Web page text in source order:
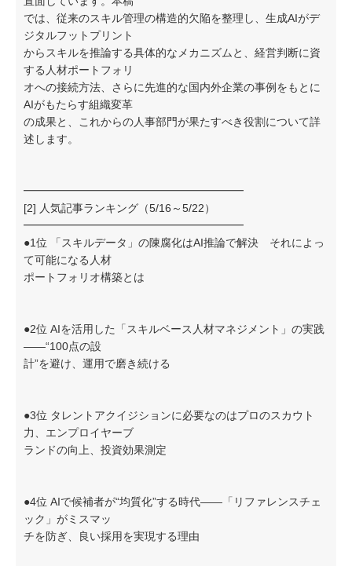
では、従来のスキル管理の構造的欠陥を整理し、生成AIがデ
ジタルフットプリント
からスキルを推論する具体的なメカニズムと、経営判断に資
する人材ポートフォリ
オへの接続方法、さらに先進的な国内外企業の事例をもとに
AIがもたらす組織変革
の成果と、これからの人事部門が果たすべき役割について詳
述します。
━━━━━━━━━━━━━━━━━━━━
[2] 人気記事ランキング（5/16～5/22）
━━━━━━━━━━━━━━━━━━━━
●1位 「スキルデータ」の陳腐化はAI推論で解決 それによっ
て可能になる人材
ポートフォリオ構築とは
●2位 AIを活用した「スキルベース人材マネジメント」の実践
――“100点の設
計”を避け、運用で磨き続ける
●3位 タレントアクイジションに必要なのはプロのスカウト
力、エンプロイヤーブ
ランドの向上、投資効果測定
●4位 AIで候補者が“均質化”する時代——「リファレンスチェ
ック」がミスマッ
チを防ぎ、良い採用を実現する理由